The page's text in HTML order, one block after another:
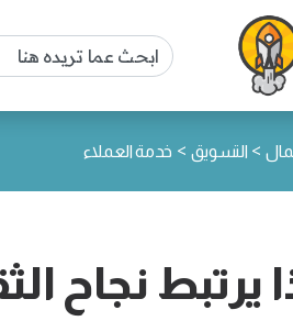
> التسويق > خدمة العملاء
يرتبط نجاح